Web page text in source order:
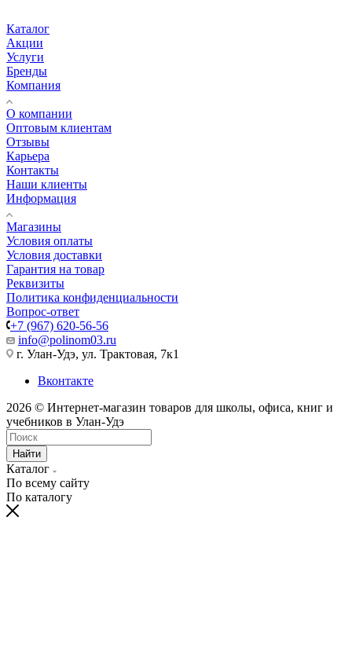
Каталог
Акции
Услуги
Бренды
Компания
О компании
Оптовым клиентам
Отзывы
Карьера
Контакты
Наши клиенты
Информация
Магазины
Условия оплаты
Условия доставки
Гарантия на товар
Реквизиты
Политика конфиденциальности
Вопрос-ответ
+7 (967) 620-56-56
info@polinom03.ru
г. Улан-Удэ, ул. Трактовая, 7к1
Вконтакте
2026 © Интернет-магазин товаров для школы, офиса, книг и
учебников в Улан-Удэ
Найти
Каталог
По всему сайту
По каталогу